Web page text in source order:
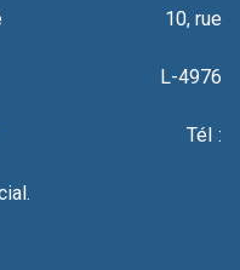
Duché 10, rue
offre de L-4976
d'aide Tél :
secteur social.